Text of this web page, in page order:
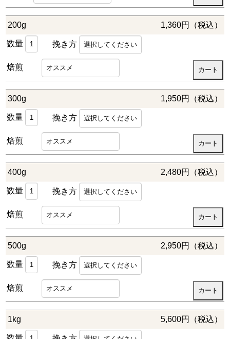
200g 1,360円（税込）
数量 挽き方
焙煎
300g 1,950円（税込）
数量 挽き方
焙煎
400g 2,480円（税込）
数量 挽き方
焙煎
500g 2,950円（税込）
数量 挽き方
焙煎
1kg 5,600円（税込）